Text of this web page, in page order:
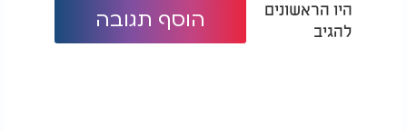
היו הראשונים
להגיב
הוסף תגובה